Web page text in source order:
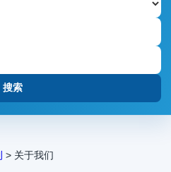
> 关于我们